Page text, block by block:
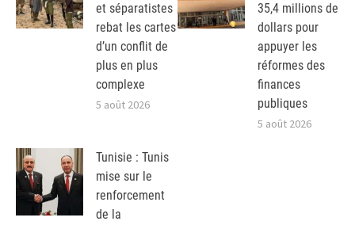
et séparatistes
rebat les cartes
d’un conflit de
plus en plus
complexe
5 août 2026
35,4 millions de
dollars pour
appuyer les
réformes des
finances
publiques
5 août 2026
Tunisie : Tunis
mise sur le
renforcement
de la